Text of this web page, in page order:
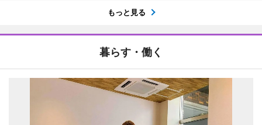
もっと見る
暮らす・働く